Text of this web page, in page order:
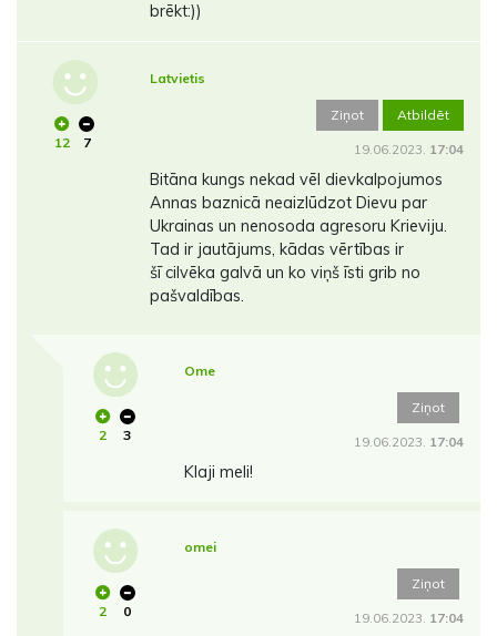
brēkt:))
12 7
Latvietis
Ziņot Atbildēt
19.06.2023. 17:04
Bitāna kungs nekad vēl dievkalpojumos
Annas baznicā neaizlūdzot Dievu par
Ukrainas un nenosoda agresoru Krieviju.
Tad ir jautājums, kādas vērtības ir
šī cilvēka galvā un ko viņš īsti grib no
pašvaldības.
2 3
Ome
Ziņot
19.06.2023. 17:04
Klaji meli!
2 0
omei
Ziņot
19.06.2023. 17:04